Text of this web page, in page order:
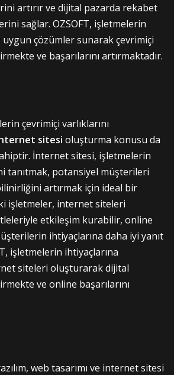
artırır ve dijital pazarda rekabet
sağlar. OZSOFT, işletmelerin
çözümler sunarak çevrimiçi
ve başarılarını artırmaktadır.
çevrimiçi varlıklarını
sitesi oluşturma konusu da
İnternet sitesi, işletmelerin
tanıtmak, potansiyel müşterileri
artırmak için ideal bir
işletmeler, internet siteleri
etkileşim kurabilir, online
ihtiyaçlarına daha iyi yanıt
işletmelerin ihtiyaçlarına
siteleri oluşturarak dijital
ve online başarılarını
web tasarımı ve internet sitesi